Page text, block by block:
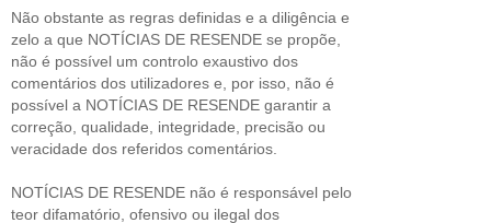
Não obstante as regras definidas e a diligência e
zelo a que NOTÍCIAS DE RESENDE se propõe,
não é possível um controlo exaustivo dos
comentários dos utilizadores e, por isso, não é
possível a NOTÍCIAS DE RESENDE garantir a
correção, qualidade, integridade, precisão ou
veracidade dos referidos comentários.
NOTÍCIAS DE RESENDE não é responsável pelo
teor difamatório, ofensivo ou ilegal dos